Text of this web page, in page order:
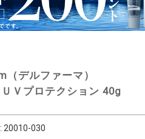
（デルファーマ）
Ｖプロテクション 40g
20010-030